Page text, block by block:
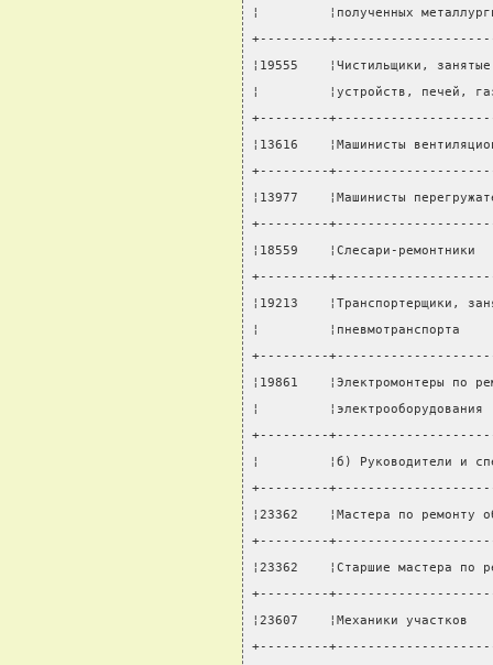
¦         ¦полученных
+---------
¦19555    ¦Чистильщики,
¦         ¦устройств, печей,
+---------
¦13616    ¦Машинисты
+---------
¦13977    ¦Машинисты
+---------
¦18559    ¦Слесари-
+---------
¦19213    ¦Транспортерщики,
¦
+---------
¦19861    ¦Электромонтеры
¦
+---------
¦         ¦б) Руководители
+---------
¦23362    ¦Мастера по
+---------
¦23362    ¦Старшие мастера
+---------
¦23607    ¦Механики
+---------